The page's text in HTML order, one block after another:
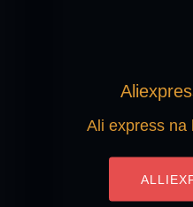
Ali express na